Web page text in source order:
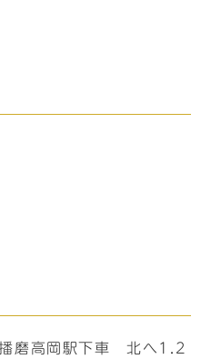
磨高岡駅下車 北へ1.2